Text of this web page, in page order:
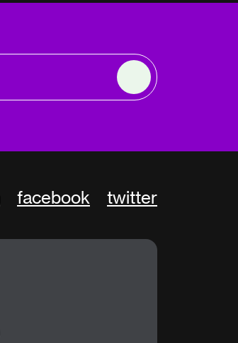
facebook twitter